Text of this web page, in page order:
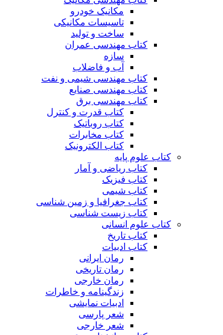
مکانیک خودرو
تاسیسات مکانیکی
ساخت و تولید
کتاب مهندسی عمران
سازه
آب و فاضلاب
کتاب مهندسی شیمی و نفت
کتاب مهندسی صنایع
کتاب مهندسی برق
کتاب قدرت و کنترل
کتاب روباتیک
کتاب مخابرات
کتاب الکترونیک
کتاب علوم پایه
کتاب ریاضی و آمار
کتاب فیزیک
کتاب شیمی
کتاب جغرافیا و زمین شناسی
کتاب زیست شناسی
کتاب علوم انسانی
کتاب تاریخ
کتاب ادبیات
رمان ایرانی
رمان تاریخی
رمان خارجی
زندگینامه و خاطرات
ادبیات نمایشی
شعر پارسی
شعر خارجی